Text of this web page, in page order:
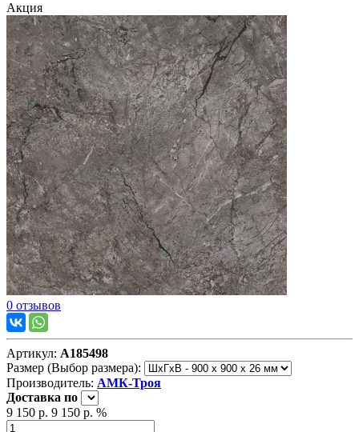
Акция
0 отзывов
Артикул: А185498
Размер (Выбор размера):
Производитель: АМК-Троя
Доставка по
9 150 р. 9 150 р. %